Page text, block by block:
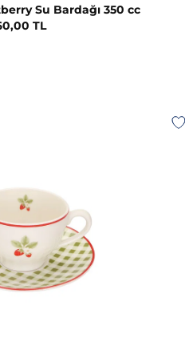
Su Bardağı 350 cc
TL